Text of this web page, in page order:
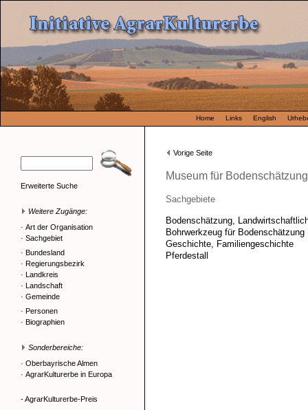
Home Links English
Erweiterte Suche
Weitere Zugänge:
· Art der Organisation
· Sachgebiet
· Bundesland
· Regierungsbezirk
· Landkreis
· Landschaft
· Gemeinde
· Personen
· Biographien
Sonderbereiche:
· Oberbayrische Almen
· AgrarKulturerbe in Europa
- AgrarKulturerbe-Preis
Vorige Seite
Museum für Bodenschätzung
Sachgebiete
Bodenschätzung,
Bohrwerkzeug für Bodenschätzung
Geschichte, Familiengeschichte
Pferdestall